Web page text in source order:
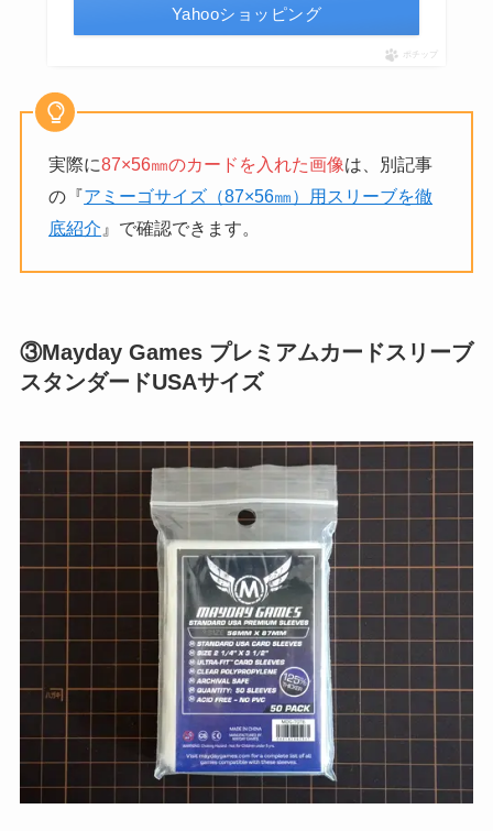
Yahooショッピング
ポチップ
実際に87×56㎜のカードを入れた画像は、別記事
の『アミーゴサイズ（87×56㎜）用スリーブを徹
底紹介 』で確認できます。
③Mayday Games プレミアムカードスリーブ
スタンダードUSAサイズ